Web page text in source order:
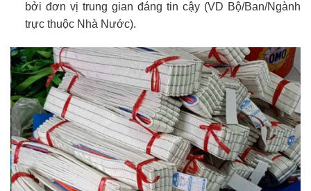
bởi đơn vị trung gian đáng tin cậy (VD Bộ/Ban/Ngành
trực thuộc Nhà Nước).